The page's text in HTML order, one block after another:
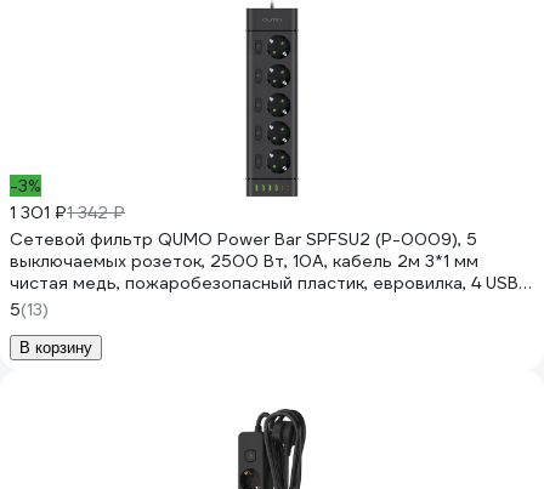
-3%
1 301 ₽1 342 ₽
Сетевой фильтр QUMO Power Bar SPFSU2 (P-0009), 5
выключаемых розеток, 2500 Вт, 10A, кабель 2м 3*1 мм
чистая медь, пожаробезопасный пластик, евровилка, 4 USB-
A и 2 Type-C порт 2,4A суммарно (цвет черный) 51561
5(13)
В корзину